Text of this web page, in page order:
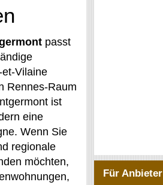
passt
Vilaine
Rennes-Raum
ist
eine
Wenn Sie
regionale
möchten,
Für Anbieter